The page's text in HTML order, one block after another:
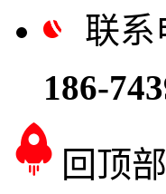
联系
186-
回顶部